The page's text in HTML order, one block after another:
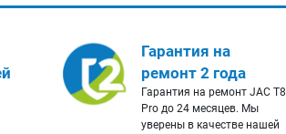
Гарантия на
ремонт 2 года
Гарантия на ремонт JAC T8
Pro до 24 месяцев. Мы
уверены в качестве нашей